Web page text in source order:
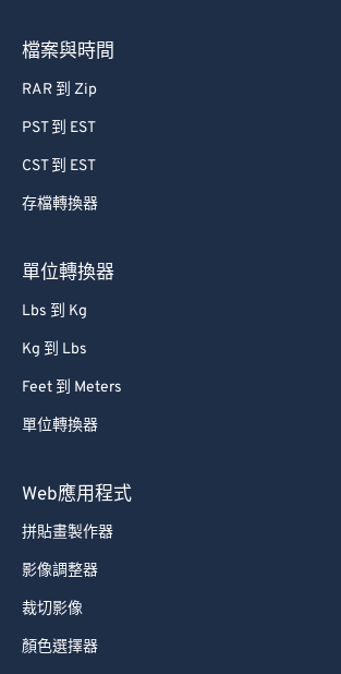
檔案與時間
RAR 到 Zip
PST 到 EST
CST 到 EST
存檔轉換器
單位轉換器
Lbs 到 Kg
Kg 到 Lbs
Feet 到 Meters
單位轉換器
Web應用程式
拼貼畫製作器
影像調整器
裁切影像
顏色選擇器